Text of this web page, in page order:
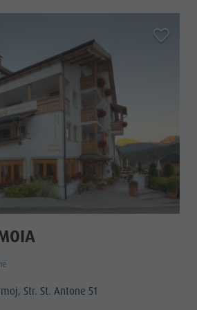
Str. St. Antone 51